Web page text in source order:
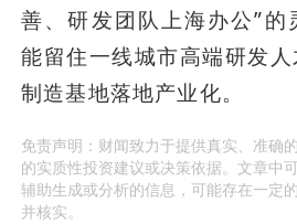
善、研发团队上海办公”
能留住一线城市高端研发
制造基地落地产业化。
免责声明：财闻致力于提供真实、准确
的实质性投资建议或决策依据。文章中
辅助生成或分析的信息，可能存在一定
并核实。